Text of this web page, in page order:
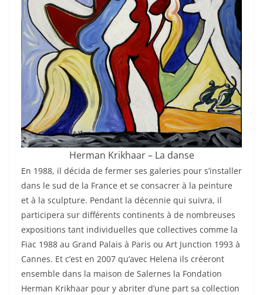
Herman Krikhaar – La danse
En 1988, il décida de fermer ses galeries pour s’installer
dans le sud de la France et se consacrer à la peinture
et à la sculpture. Pendant la décennie qui suivra, il
participera sur différents continents à de nombreuses
expositions tant individuelles que collectives comme la
Fiac 1988 au Grand Palais à Paris ou Art Junction 1993 à
Cannes. Et c’est en 2007 qu’avec Helena ils créeront
ensemble dans la maison de Salernes la Fondation
Herman Krikhaar pour y abriter d’une part sa collection